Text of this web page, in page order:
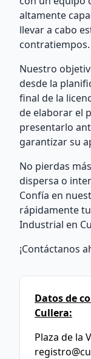
altamente
llevar a cabo
contratiempos.
Nuestro
desde la
final de la
de elaborar el
presentarlo
garantizar su
No pierdas
dispersa o
Confía en
rápidamente
Industrial en
¡Contáctanos
Datos de
Cullera:
Plaza de la